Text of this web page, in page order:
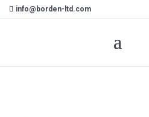
info@borden-ltd.com